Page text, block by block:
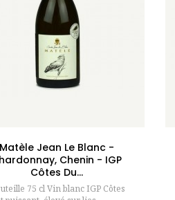
Jean Le Blanc -
Chenin - IGP
Côtes Du...
75 cl Vin blanc IGP Côtes